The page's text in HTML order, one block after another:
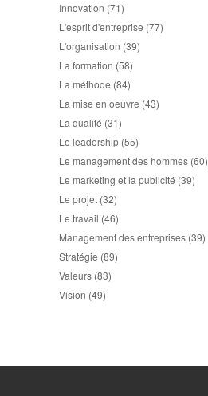
Innovation (71)
L'esprit d'entreprise (77)
L'organisation (39)
La formation (58)
La méthode (84)
La mise en oeuvre (43)
La qualité (31)
Le leadership (55)
Le management des hommes (60)
Le marketing et la publicité (39)
Le projet (32)
Le travail (46)
Management des entreprises (39)
Stratégie (89)
Valeurs (83)
Vision (49)